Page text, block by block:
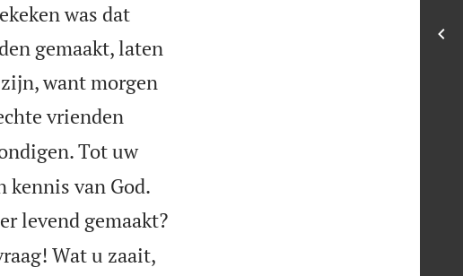
was dat
gemaakt, laten
want morgen
vrienden
Tot uw
kennis van God.
levend gemaakt?
Wat u zaait,